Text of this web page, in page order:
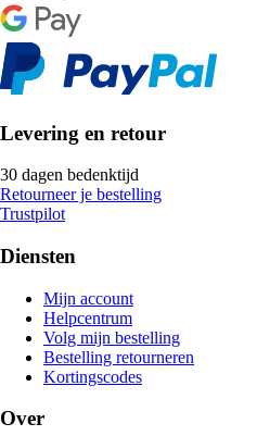
Levering en retour
30 dagen bedenktijd
Retourneer je bestelling
Trustpilot
Diensten
Mijn account
Helpcentrum
Volg mijn bestelling
Bestelling retourneren
Kortingscodes
Over